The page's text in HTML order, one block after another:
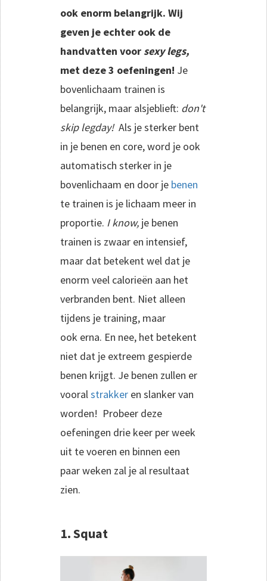
ook enorm belangrijk. Wij
geven je echter ook de
handvatten voor sexy legs,
met deze 3 oefeningen! Je
bovenlichaam trainen is
belangrijk, maar alsjeblieft: don't
skip legday!Als je sterker bent
in je benen en core, word je ook
automatisch sterker in je
bovenlichaam en door je benen
te trainen is je lichaam meer in
proportie. I know, je benen
trainen is zwaar en intensief,
maar dat betekent wel dat je
enorm veel calorieën aan het
verbranden bent. Niet alleen
tijdens je training, maar
ook erna. En nee, het betekent
niet dat je extreem gespierde
benen krijgt. Je benen zullen er
vooralstrakker en slanker van
worden! Probeer deze
oefeningen drie keer per week
uit te voeren en binnen een
paar weken zal je al resultaat
zien.
1. Squat